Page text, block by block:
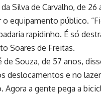
Silva de Carvalho, de 26
equipamento público.
rapidinho. É só
Soares de Freitas.
Souza, de 57 anos,
deslocamentos e no
a gente pega a